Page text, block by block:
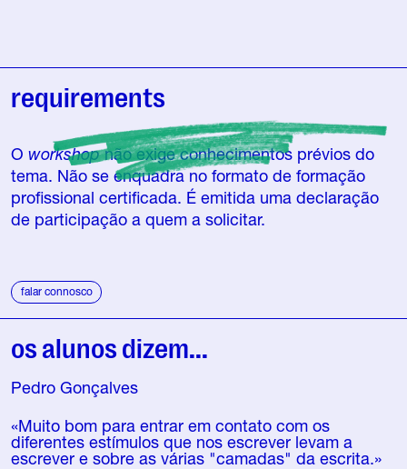
requirements
O workshopnão exige conhecimentos prévios do
tema. Não se enquadra no formato de formação
profissional certificada. É emitida uma declaração
de participação a quem a solicitar.
falar connosco
os alunos dizem...
Pedro Gonçalves
«Muito bom para entrar em contato com os
diferentes estímulos que nos escrever levam a
escrever e sobre as várias "camadas" da escrita.»